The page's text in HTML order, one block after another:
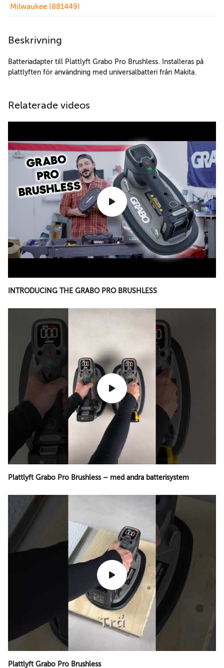
Milwaukee (881449)
Beskrivning
Batteriadapter till Plattlyft Grabo Pro Brushless. Installeras på
plattlyften för användning med universalbatteri från Makita.
Relaterade videos
INTRODUCING THE GRABO PRO BRUSHLESS
Plattlyft Grabo Pro Brushless – med andra batterisystem
Plattlyft Grabo Pro Brushless